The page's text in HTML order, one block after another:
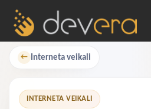
← Interneta veikali
INTERNETA VEIKALI